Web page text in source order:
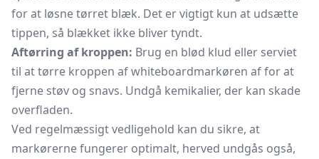
for at løsne tørret blæk. Det er vigtigt kun at udsætte
tippen, så blækket ikke bliver tyndt.
Aftørring af kroppen: Brug en blød klud eller serviet
til at tørre kroppen af whiteboardmarkøren af for at
fjerne støv og snavs. Undgå kemikalier, der kan skade
overfladen.
Ved regelmæssigt vedligehold kan du sikre, at
markørerne fungerer optimalt, herved undgås også,